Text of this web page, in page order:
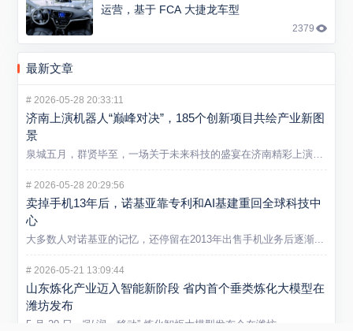
运营，基于 FCA 大捷龙车型
2379
最新文章
# 2026-05-28 20:33:11
济南上演机器人“巅峰对决”，185个创新项目共绘产业新图
景
# 2026-05-28 20:29:56
卖掉手机13年后，诺基亚靠专利和AI基建重回全球科技中
心
大多数人对诺基亚的记忆，还停留在2013年出售手机业务后逐渐...
# 2026-05-21 13:09:44
山东炼化产业迈入智能新阶段 省内首个垂类炼化大模型在
潍坊发布
5 月 20 日，“弘润・移动” 炼化智炬大模型发布会在潍坊...